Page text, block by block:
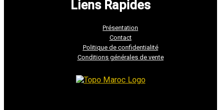
Liens Rapides
Présentation
Contact
Politique de confidentialité
Conditions générales de vente